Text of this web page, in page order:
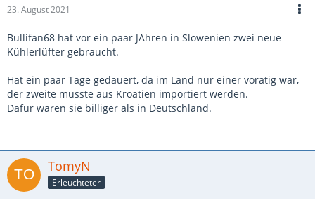
23. August 2021
Bullifan68 hat vor ein paar JAhren in Slowenien zwei neue
Kühlerlüfter gebraucht.
Hat ein paar Tage gedauert, da im Land nur einer vorätig war,
der zweite musste aus Kroatien importiert werden.
Dafür waren sie billiger als in Deutschland.
TomyN
Erleuchteter